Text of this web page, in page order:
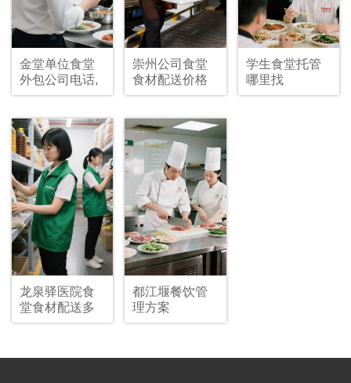
金堂单位食堂
外包公司电话,
食堂承包哪家
崇州公司食堂
食材配送价格
学生食堂托管
哪里找
龙泉驿医院食
堂食材配送多
少钱,企业食堂
都江堰餐饮管
理方案